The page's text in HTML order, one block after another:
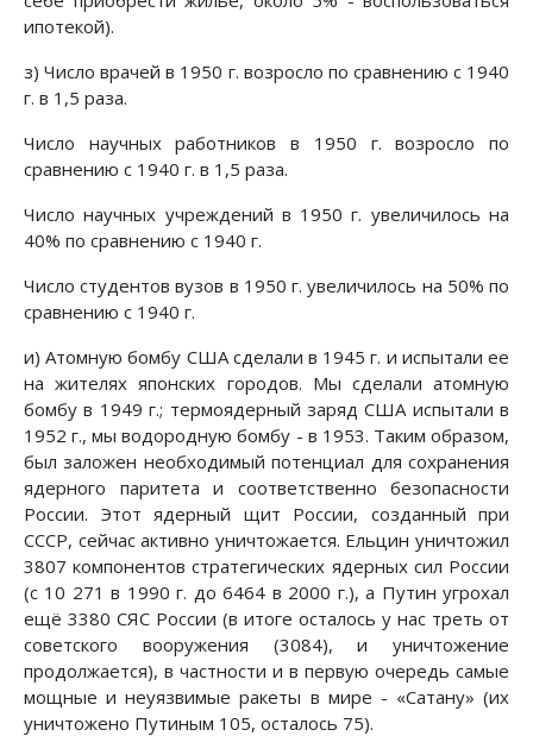
ипотекой).
з) Число врачей в 1950 г. возросло по сравнению с 1940
г. в 1,5 раза.
Число научных работников в 1950 г. возросло по
сравнению с 1940 г. в 1,5 раза.
Число научных учреждений в 1950 г. увеличилось на
40% по сравнению с 1940 г.
Число студентов вузов в 1950 г. увеличилось на 50% по
сравнению с 1940 г.
и) Атомную бомбу США сделали в 1945 г. и испытали ее
на жителях японских городов. Мы сделали атомную
бомбу в 1949 г.; термоядерный заряд США испытали в
1952 г., мы водородную бомбу - в 1953. Таким образом,
был заложен необходимый потенциал для сохранения
ядерного паритета и соответственно безопасности
России. Этот ядерный щит России, созданный при
СССР, сейчас активно уничтожается. Ельцин уничтожил
3807 компонентов стратегических ядерных сил России
(с 10 271 в 1990 г. до 6464 в 2000 г.), а Путин угрохал
ещё 3380 СЯС России (в итоге осталось у нас треть от
советского вооружения (3084), и уничтожение
продолжается), в частности и в первую очередь самые
мощные и неуязвимые ракеты в мире - «Сатану» (их
уничтожено Путиным 105, осталось 75).